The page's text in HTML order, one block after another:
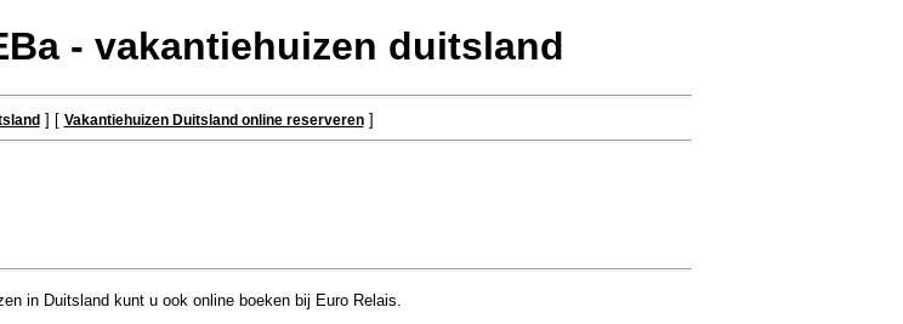
- vakantiehuizen duitsland
] [ Vakantiehuizen Duitsland online reserveren]
in Duitsland kunt u ook online boeken bij Euro Relais.